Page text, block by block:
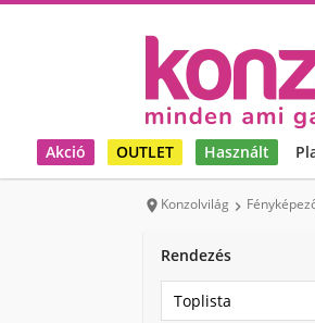
Akció OUTLET Használt
 Konzolvilág 
Rendezés